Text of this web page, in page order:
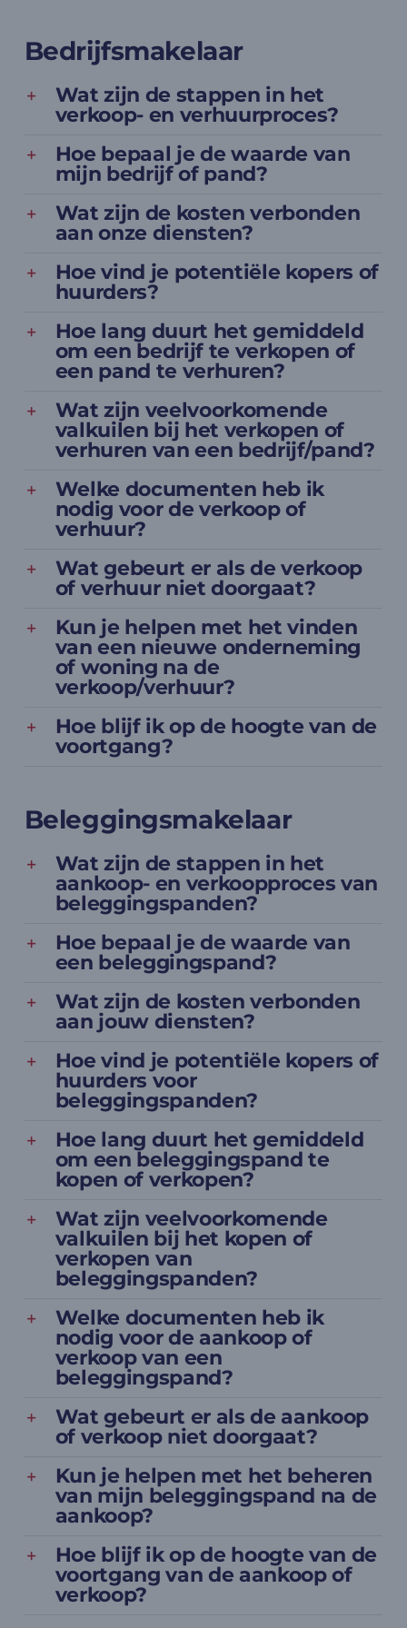
Bedrijfsmakelaar
Wat zijn de stappen in het
verkoop- en verhuurproces?
Hoe bepaal je de waarde van
mijn bedrijf of pand?
Wat zijn de kosten verbonden
aan onze diensten?
Hoe vind je potentiële kopers of
huurders?
Hoe lang duurt het gemiddeld
om een bedrijf te verkopen of
een pand te verhuren?
Wat zijn veelvoorkomende
valkuilen bij het verkopen of
verhuren van een bedrijf/pand?
Welke documenten heb ik
nodig voor de verkoop of
verhuur?
Wat gebeurt er als de verkoop
of verhuur niet doorgaat?
Kun je helpen met het vinden
van een nieuwe onderneming
of woning na de
verkoop/verhuur?
Hoe blijf ik op de hoogte van de
voortgang?
Beleggingsmakelaar
Wat zijn de stappen in het
aankoop- en verkoopproces van
beleggingspanden?
Hoe bepaal je de waarde van
een beleggingspand?
Wat zijn de kosten verbonden
aan jouw diensten?
Hoe vind je potentiële kopers of
huurders voor
beleggingspanden?
Hoe lang duurt het gemiddeld
om een beleggingspand te
kopen of verkopen?
Wat zijn veelvoorkomende
valkuilen bij het kopen of
verkopen van
beleggingspanden?
Welke documenten heb ik
nodig voor de aankoop of
verkoop van een
beleggingspand?
Wat gebeurt er als de aankoop
of verkoop niet doorgaat?
Kun je helpen met het beheren
van mijn beleggingspand na de
aankoop?
Hoe blijf ik op de hoogte van de
voortgang van de aankoop of
verkoop?